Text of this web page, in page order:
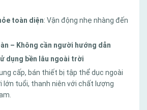
toàn diện: Vận động nhẹ nhàng đến
– Không cần người hướng dẫn
dụng bền lâu ngoài trời
cấp, bán thiết bị tập thể dục ngoài
lớn tuổi, thanh niên với chất lượng